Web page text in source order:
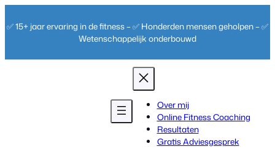
naar
✅ 15+ jaar ervaring in de fitness – ✅ Honderden mensen geholpen – ✅
Wetenschappelijk onderbouwd
Over mij
Online Fitness Coaching
Resultaten
Gratis Adviesgesprek